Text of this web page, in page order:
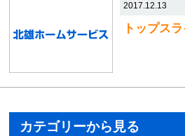
2017.12.13
トップス
カテゴリーから見る